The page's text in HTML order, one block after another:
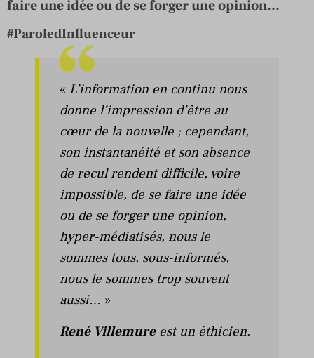
faire une idée ou de se forger une opinion...
#ParoledInfluenceur
« L’information en continu nous
donne l’impression d’être au
cœur de la nouvelle ; cependant,
son instantanéité et son absence
de recul rendent difficile, voire
impossible, de se faire une idée
ou de se forger une opinion,
hyper-médiatisés, nous le
sommes tous, sous-informés,
nous le sommes trop souvent
aussi… »
René Villemureest un éthicien.